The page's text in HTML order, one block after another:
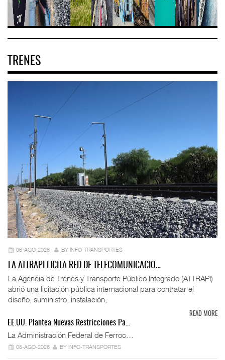
TRENES
06-AGO-2026 BY INFO-TRANSPORTES
LA ATTRAPI LICITA RED DE TELECOMUNICACIO…
La Agencia de Trenes y Transporte Público Integrado (ATTRAPI)
abrió una licitación pública internacional para contratar el
diseño, suministro, instalación,
READ MORE
EE.UU. Plantea Nuevas Restricciones Pa…
La Administración Federal de Ferroc…
05-AGO-2026 BY INFO-TRANSPORTES